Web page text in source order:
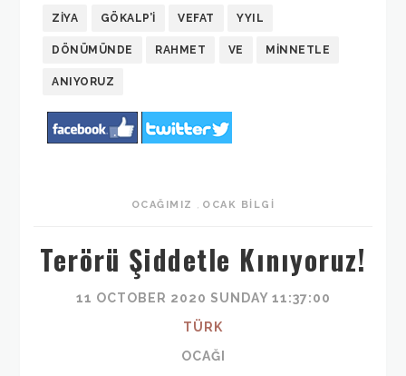
ZİYA GÖKALP’I VEFAT YYIL
DÖNÜMÜNDE RAHMET VE MINNETLE
ANIYORUZ
OCAĞIMIZ , OCAK BILGI
Terörü Şiddetle Kınıyoruz!
11 OCTOBER 2020 SUNDAY 11:37:00
TÜRK
OCAĞI